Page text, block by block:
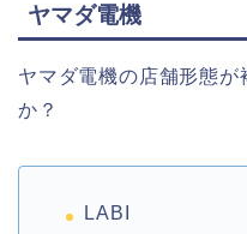
ヤマダ電機
ヤマダ電機の店舗形態
か？
LABI